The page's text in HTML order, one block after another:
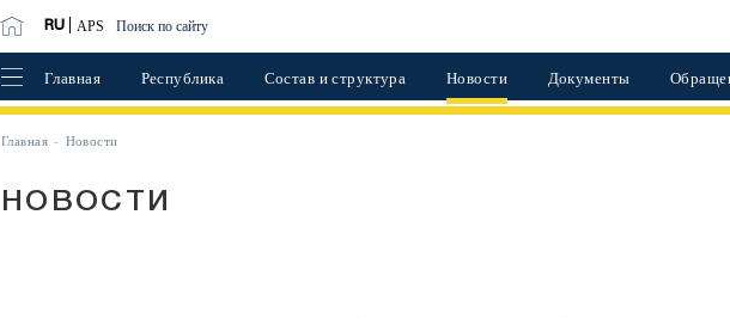
RU APS Поиск по сайту
Главная Республика Состав и структура Новости Документы
Главная Новости
НОВОСТИ